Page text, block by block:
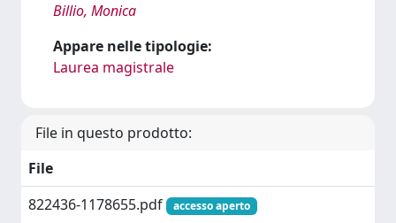
Billio, Monica
Appare nelle tipologie:
Laurea magistrale
File in questo prodotto:
File
822436-1178655.pdf
accesso aperto